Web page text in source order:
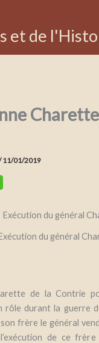
et de
11/01/2019
du général
de la Contrie
rôle durant la guerre
frère le général
de ce